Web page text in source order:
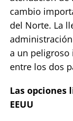
cambio
del Norte. La
a un peligroso
entre los dos
Las
EEUU